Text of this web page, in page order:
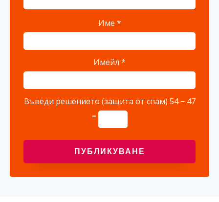
Име *
Имейл *
Въведи решението (защита от спам) 54 − 47
=